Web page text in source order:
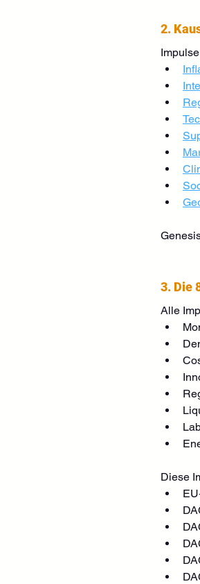
2.
3. Die
Alle
Diese